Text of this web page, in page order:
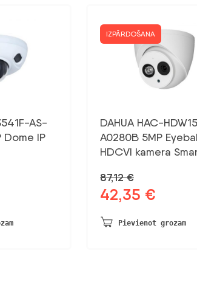
AS-
Dome IP
IZPĀRDOŠANA
DAHUA HAC-
A0280B 5MP
HDCVI kamera
87,12€
Sākotnējā
bija:
42,35 €
ir:
Pievienot grozam